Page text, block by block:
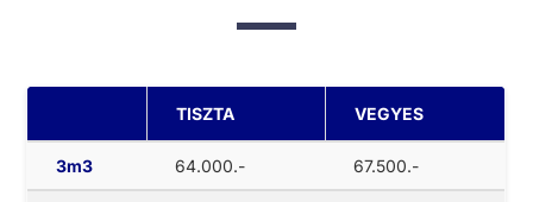
TISZTA VEGYES
3m3 64.000.- 67.500.-